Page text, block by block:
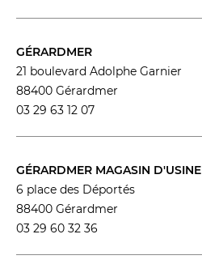
GÉRARDMER
21 boulevard Adolphe Garnier
88400 Gérardmer
03 29 63 12 07
GÉRARDMER MAGASIN D'USINE
6 place des Déportés
88400 Gérardmer
03 29 60 32 36